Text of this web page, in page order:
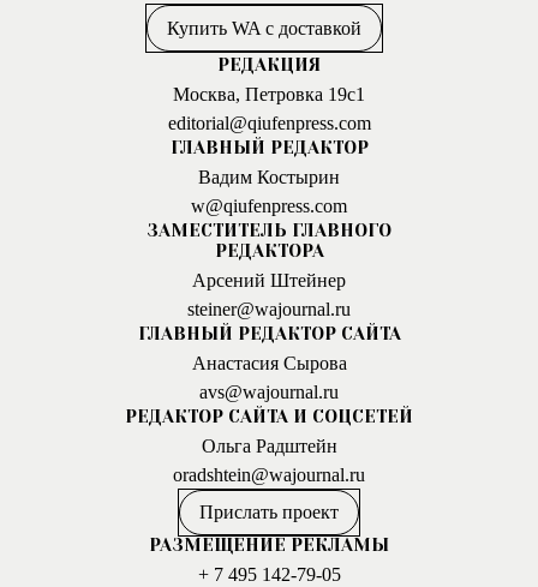
Купить WA с доставкой
РЕДАКЦИЯ
Москва, Петровка 19с1
editorial@qiufenpress.com
ГЛАВНЫЙ РЕДАКТОР
Вадим Костырин
w@qiufenpress.com
ЗАМЕСТИТЕЛЬ ГЛАВНОГО
РЕДАКТОРА
Арсений Штейнер
steiner@wajournal.ru
ГЛАВНЫЙ РЕДАКТОР САЙТА
Анастасия Сырова
avs@wajournal.ru
РЕДАКТОР САЙТА И СОЦСЕТЕЙ
Ольга Радштейн
oradshtein@wajournal.ru
Прислать проект
РАЗМЕЩЕНИЕ РЕКЛАМЫ
+ 7 495 142-79-05